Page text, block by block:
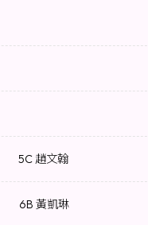
5C 趙文翰
6B 黃凱琳